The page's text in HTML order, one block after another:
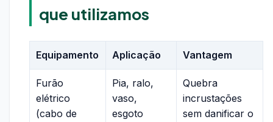
que utilizamos
Equipamento Aplicação Vantagem
Furão
elétrico
(cabo de
Pia, ralo,
vaso,
esgoto
Quebra
incrustações
sem danificar o